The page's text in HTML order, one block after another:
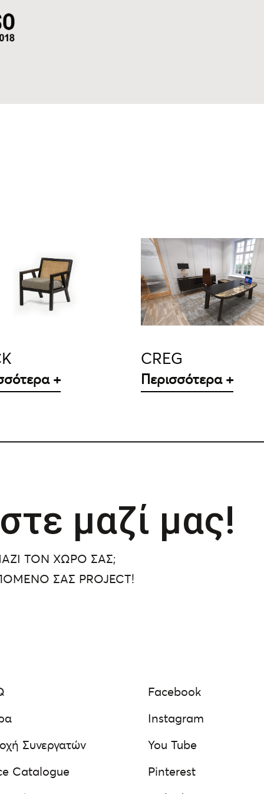
ΛΕΠΤΟΜΈΡΕΙΕΣ
+
ΛΕΠΤΟΜΈΡΕΙΕΣ
CREG
Περισσότερα +
μαζί μας!
ΤΟΝ ΧΩΡΟ ΣΑΣ;
ΣΑΣ PROJECT!
Συνεργατών
Catalogue
Facebook
Instagram
You Tube
Pinterest